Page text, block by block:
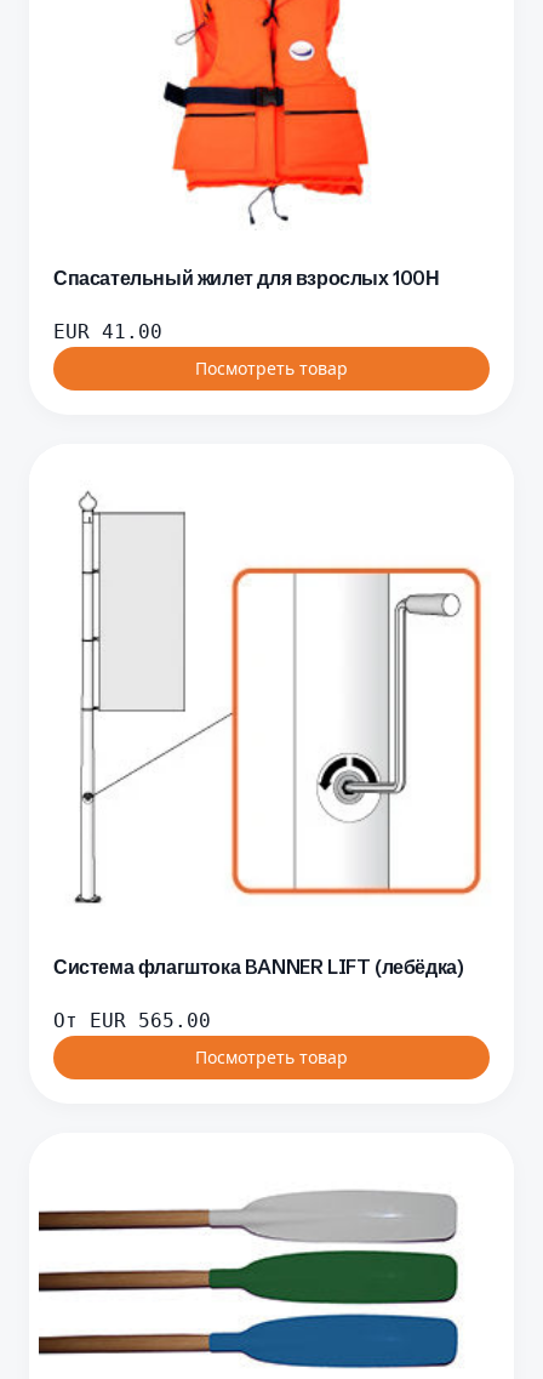
Спасательный жилет для взрослых 100Н
EUR 41.00
Посмотреть товар
Система флагштока BANNER LIFT (лебёдка)
От EUR
565.00
Посмотреть товар